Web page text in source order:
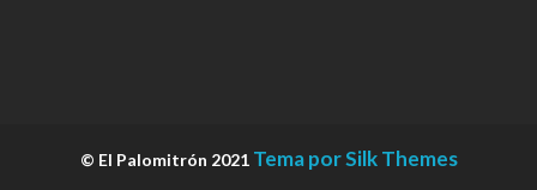
© El Palomitrón 2021 Tema por Silk Themes